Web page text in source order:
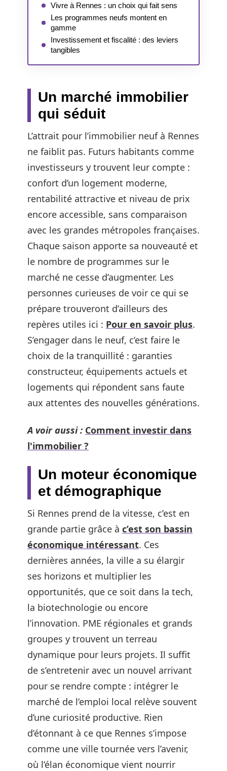
Vivre à Rennes : un choix qui fait sens
Les programmes neufs montent en
gamme
Investissement et fiscalité : des leviers
tangibles
Un marché immobilier
qui séduit
L’attrait pour l’immobilier neuf à Rennes
ne faiblit pas. Futurs habitants comme
investisseurs y trouvent leur compte :
confort d’un logement moderne,
rentabilité attractive et niveau de prix
encore accessible, sans comparaison
avec les grandes métropoles françaises.
Chaque saison apporte sa nouveauté et
le nombre de programmes sur le
marché ne cesse d’augmenter. Les
personnes curieuses de voir ce qui se
prépare trouveront d’ailleurs des
repères utiles ici : Pour en savoir plus.
S’engager dans le neuf, c’est faire le
choix de la tranquillité : garanties
constructeur, équipements actuels et
logements qui répondent sans faute
aux attentes des nouvelles générations.
A voir aussi : Comment investir dans
l'immobilier ?
Un moteur économique
et démographique
Si Rennes prend de la vitesse, c’est en
grande partie grâce à c’est son bassin
économique intéressant. Ces
dernières années, la ville a su élargir
ses horizons et multiplier les
opportunités, que ce soit dans la tech,
la biotechnologie ou encore
l’innovation. PME régionales et grands
groupes y trouvent un terreau
dynamique pour leurs projets. Il suffit
de s’entretenir avec un nouvel arrivant
pour se rendre compte : intégrer le
marché de l’emploi local relève souvent
d’une curiosité productive. Rien
d’étonnant à ce que Rennes s’impose
comme une ville tournée vers l’avenir,
où l’élan économique vient nourrir